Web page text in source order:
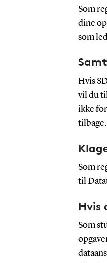
Som
dine
som
Hvis
vil du
ikke
tilbage.
Som
til
Hvis
Som